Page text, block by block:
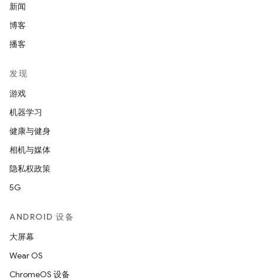
新闻
博客
播客
发现
游戏
机器学习
健康与健身
相机与媒体
隐私权政策
5G
ANDROID 设备
大屏幕
Wear OS
ChromeOS 设备